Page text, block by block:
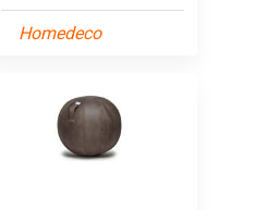
Homedeco